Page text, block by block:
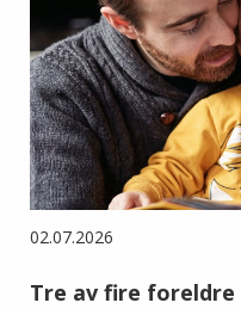
02.07.2026
Tre av fire